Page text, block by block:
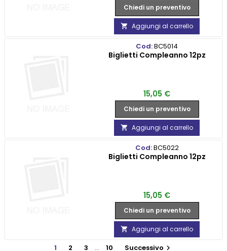
Chiedi un preventivo
 Aggiungi al carrello
Cod:BC5014
Biglietti Compleanno 12pz
Prezzo
15,05 €
Chiedi un preventivo
 Aggiungi al carrello
Cod:BC5022
Biglietti Compleanno 12pz
Prezzo
15,05 €
Chiedi un preventivo
 Aggiungi al carrello
1 2 3 … 10 Successivo 